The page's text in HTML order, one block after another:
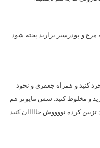
مرغ و پودرسیر بزارید پخته شود
کنید و همراه جعفری و نخود
و مخلوط کنید. سس مایونز هم
کرده نووووش جااااان کنید.